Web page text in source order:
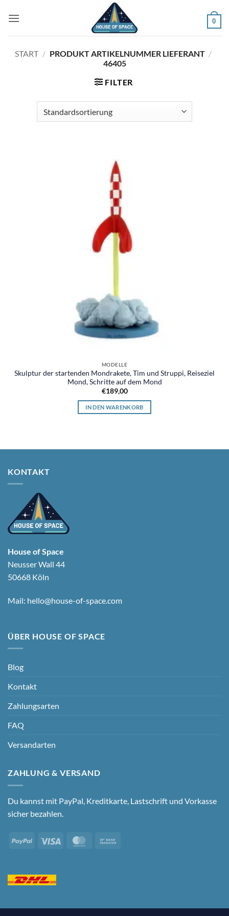
Inhalt
0
START / PRODUKT ARTIKELNUMMER LIEFERANT /
46405
FILTER
MODELLE
Skulptur der startenden Mondrakete, Tim und Struppi, Reiseziel
Mond, Schritte auf dem Mond
€189,00
IN DEN WARENKORB
KONTAKT
House of Space
Neusser Wall 44
50668 Köln
Mail: hello@house-of-space.com
ÜBER HOUSE OF SPACE
Blog
Kontakt
Zahlungsarten
FAQ
Versandarten
ZAHLUNG & VERSAND
Du kannst mit PayPal, Kreditkarte, Lastschrift und Vorkasse
sicher bezahlen.
PayPal Visa MasterCard